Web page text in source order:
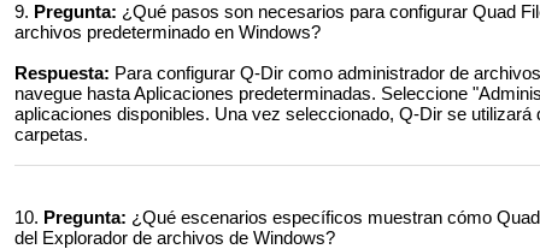
9. Pregunta: ¿Qué pasos son necesarios para configurar Quad
archivos predeterminado en Windows?
Respuesta: Para configurar Q-Dir como administrador de
navegue hasta Aplicaciones predeterminadas. Seleccione
aplicaciones disponibles. Una vez seleccionado, Q-Dir se
carpetas.
10. Pregunta: ¿Qué escenarios específicos muestran cómo
del Explorador de archivos de Windows?